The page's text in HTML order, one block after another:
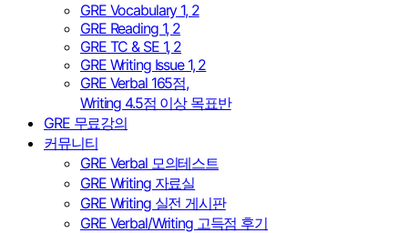
GRE Vocabulary 1, 2
GRE Reading 1, 2
GRE TC & SE 1, 2
GRE Writing Issue 1, 2
GRE Verbal 165점,
Writing 4.5점 이상 목표반
GRE 무료강의
커뮤니티
GRE Verbal 모의테스트
GRE Writing 자료실
GRE Writing 실전 게시판
GRE Verbal/Writing 고득점 후기